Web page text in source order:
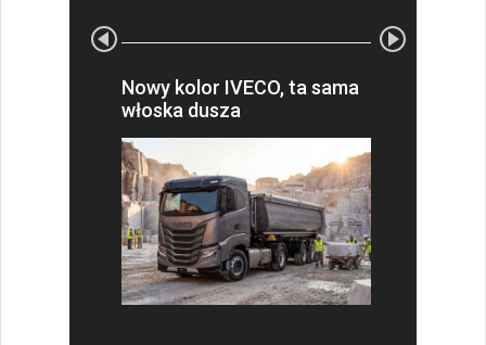
Nowy kolor IVECO, ta sama
włoska dusza